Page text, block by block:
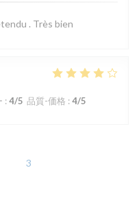
. Très bien
: 4/5 品質-価格 : 4/5
3